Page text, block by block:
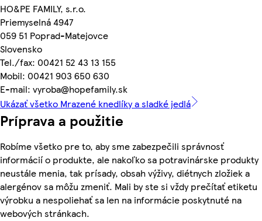
HO&PE FAMILY, s.r.o.
Priemyselná 4947
059 51 Poprad-Matejovce
Slovensko
Tel./fax: 00421 52 43 13 155
Mobil: 00421 903 650 630
E-mail: vyroba@hopefamily.sk
Ukázať všetko Mrazené knedlíky a sladké jedlá
Príprava a použitie
Robíme všetko pre to, aby sme zabezpečili správnosť
informácií o produkte, ale nakoľko sa potravinárske produkty
neustále menia, tak prísady, obsah výživy, diétnych zložiek a
alergénov sa môžu zmeniť. Mali by ste si vždy prečítať etiketu
výrobku a nespoliehať sa len na informácie poskytnuté na
webových stránkach.